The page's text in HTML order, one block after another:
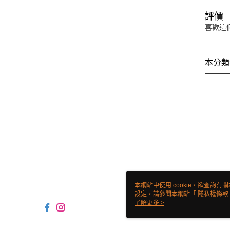
評價
喜歡這
本分
本網站中使用 cookie，欲查詢有
設定，請參閱本網站「 隱私權條款
使用 cookie。
了解更多 >